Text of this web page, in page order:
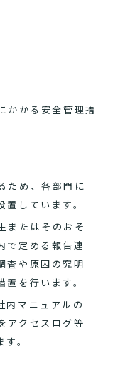
かかる安全管理措
ため、各部門に
しています。
またはそのおそ
で定める報告連
査や原因の究明
を行います。
内マニュアルの
アクセスログ等
。